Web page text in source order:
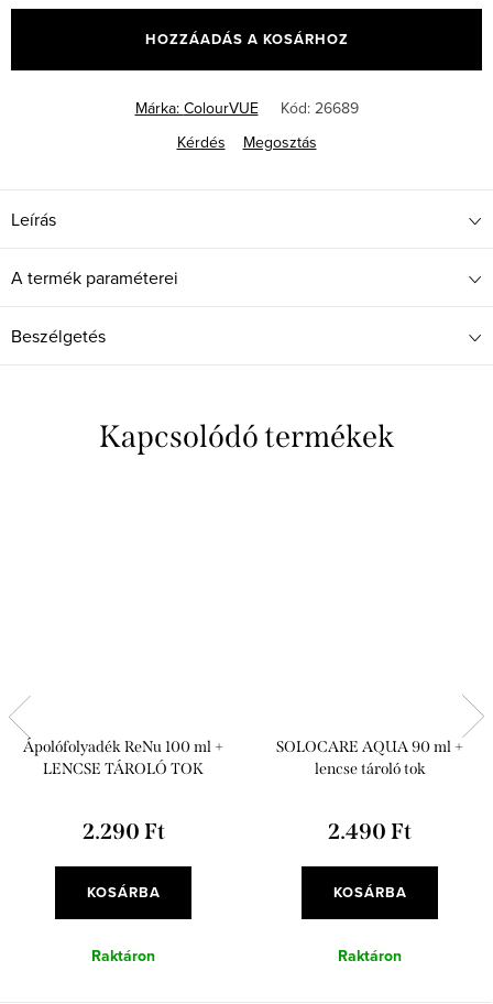
HOZZÁADÁS A KOSÁRHOZ
Márka: ColourVUE Kód: 26689
Kérdés
Megosztás
Leírás
A termék paraméterei
Beszélgetés
Kapcsolódó termékek
Ápolófolyadék ReNu 100 ml +
LENCSE TÁROLÓ TOK
2.290 Ft
KOSÁRBA
Raktáron
SOLOCARE AQUA 90 ml +
lencse tároló tok
2.490 Ft
KOSÁRBA
Raktáron